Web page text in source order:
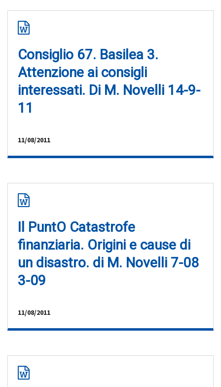
Consiglio 67. Basilea 3.
Attenzione ai consigli
interessati. Di M. Novelli 14-9-
11
11/08/2011
Il PuntO Catastrofe
finanziaria. Origini e cause di
un disastro. di M. Novelli 7-08
3-09
11/08/2011